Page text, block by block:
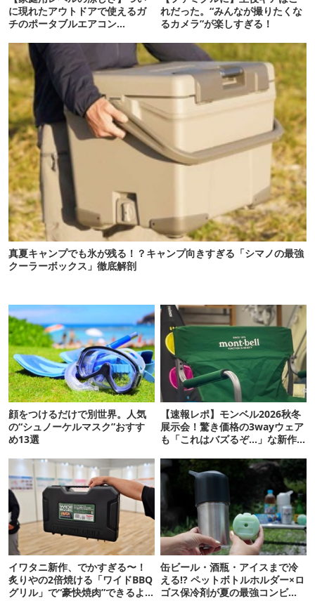
に現れたアウトドアで使えるガ
チのポータブルエアコン
れだった。“みんなが撮りたくな
るカメラ”が楽しすぎる！
真夏キャンプでも氷が残る！？キャンプ向きすぎる「シマノの最強
クーラーボックス」徹底解剖
顔をつけるだけで別世界。人気
の“シュノーケルマスク”おすす
め13選
【速報レポ】モンベル2026秋冬
展示会！驚き価格の3wayウェア
も「これはバズるぞ…」な新作
イワタニ新作、でかすぎる〜！
炙りやの2倍焼ける「ワイドBBQ
グリル」で“豪快焼肉”できるよ
缶ビール・酒瓶・アイスまで冷
える!? ペットボトルホルダー×ロ
ゴス保冷剤が夏の最強コンビだ